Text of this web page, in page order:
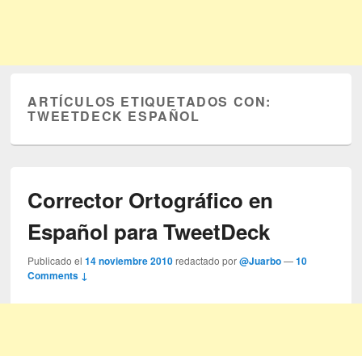
ARTÍCULOS ETIQUETADOS CON:
TWEETDECK ESPAÑOL
Corrector Ortográfico en
Español para TweetDeck
Publicado el14 noviembre 2010 redactado por@Juarbo —10
Comments ↓